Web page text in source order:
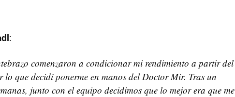
:
comenzaron a condicionar mi rendimiento a partir del
que decidí ponerme en manos del Doctor Mir. Tras un
junto con el equipo decidimos que lo mejor era que me